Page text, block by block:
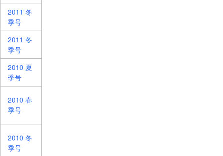
2011 冬
季号
2011 冬
季号
2010 夏
季号
2010 春
季号
2010 冬
季号